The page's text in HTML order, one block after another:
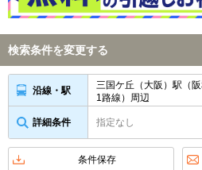
検索条件を変更する
沿線・駅
三国ケ丘（大阪）駅（
1路線）周辺
詳細条件 指定なし
条件保存